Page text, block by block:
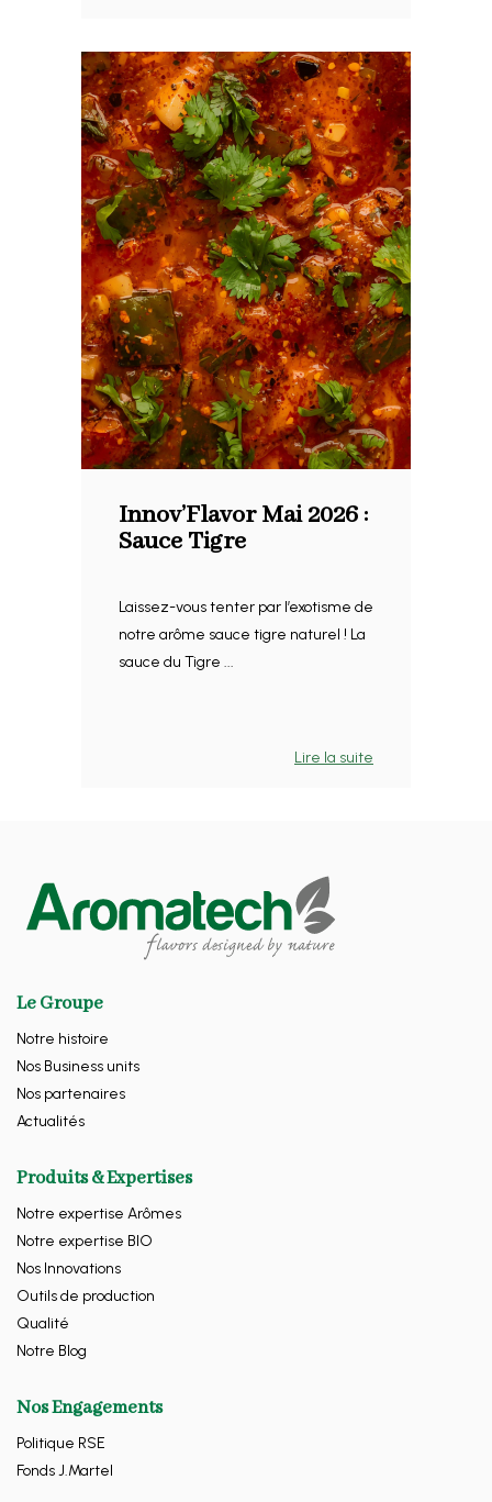
Innov’Flavor Mai 2026 :
Sauce Tigre
Laissez-vous tenter par l’exotisme de
notre arôme sauce tigre naturel ! La
sauce du Tigre ...
Lire la suite
Le Groupe
Notre histoire
Nos Business units
Nos partenaires
Actualités
Produits & Expertises
Notre expertise Arômes
Notre expertise BIO
Nos Innovations
Outils de production
Qualité
Notre Blog
Nos Engagements
Politique RSE
Fonds J.Martel